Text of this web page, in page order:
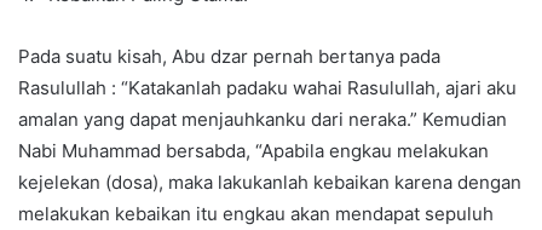
Pada suatu kisah, Abu dzar pernah bertanya pada
Rasulullah : “Katakanlah padaku wahai Rasulullah, ajari aku
amalan yang dapat menjauhkanku dari neraka.” Kemudian
Nabi Muhammad bersabda, “Apabila engkau melakukan
kejelekan (dosa), maka lakukanlah kebaikan karena dengan
melakukan kebaikan itu engkau akan mendapat sepuluh